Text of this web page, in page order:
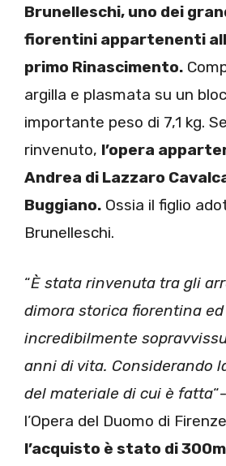
Brunelleschi, uno dei
fiorentini appartenenti
primo Rinascimento.
argilla e plasmata su un
importante peso di 7,1 kg.
rinvenuto, l’opera
Andrea di Lazzaro
Buggiano. Ossia il figlio
Brunelleschi.
“È stata rinvenuta tra gli
dimora storica fiorentina ed
incredibilmente
anni di vita. Considerando
del materiale di cui è fatta
l’Opera del Duomo di
l’acquisto è stato di